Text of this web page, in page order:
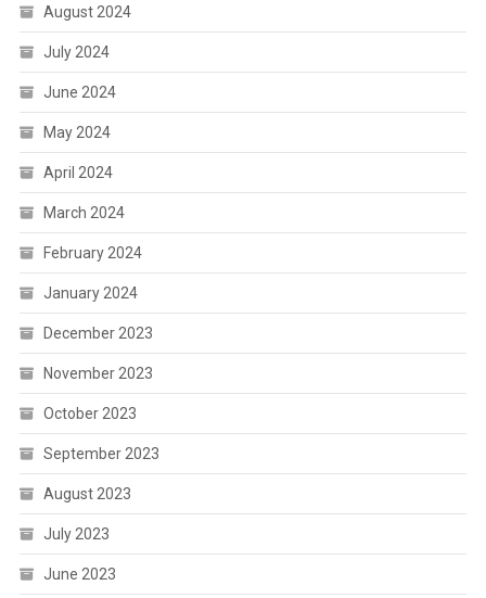
August 2024
July 2024
June 2024
May 2024
April 2024
March 2024
February 2024
January 2024
December 2023
November 2023
October 2023
September 2023
August 2023
July 2023
June 2023